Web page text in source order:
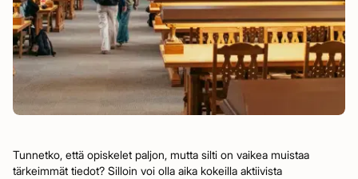
Tunnetko, että opiskelet paljon, mutta silti on vaikea muistaa
tärkeimmät tiedot? Silloin voi olla aika kokeilla aktiivista